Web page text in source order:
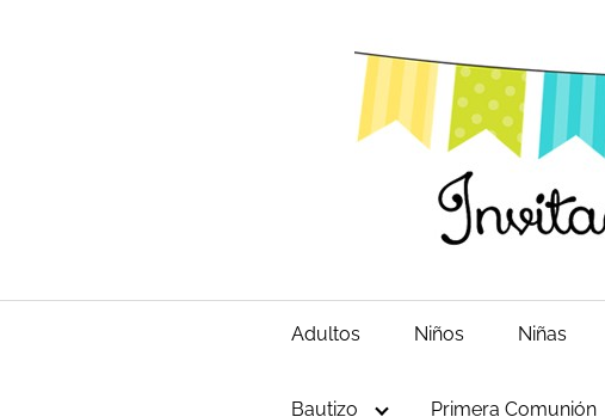
Adultos Niños Niñas
Bautizo Primera Comunión